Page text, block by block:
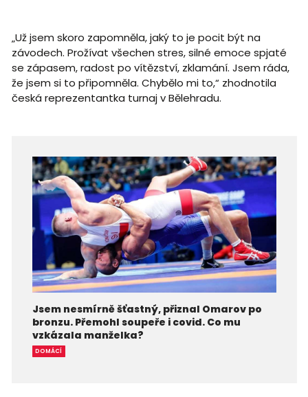
„Už jsem skoro zapomněla, jaký to je pocit být na
závodech. Prožívat všechen stres, silné emoce spjaté
se zápasem, radost po vítězství, zklamání. Jsem ráda,
že jsem si to připomněla. Chybělo mi to,“ zhodnotila
česká reprezentantka turnaj v Bělehradu.
Jsem nesmírně šťastný, přiznal Omarov po
bronzu. Přemohl soupeře i covid. Co mu
vzkázala manželka?
DOMÁCÍ